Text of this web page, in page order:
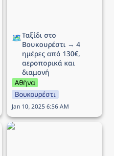
🗺️Ταξίδι στο
Βουκουρέστι → 4
ημέρες από 130€,
αεροπορικά και
διαμονή
Αθήνα
Βουκουρέστι
Jan 10, 2025 6:56 AM
Ταξίδι στην Κρακοβία →